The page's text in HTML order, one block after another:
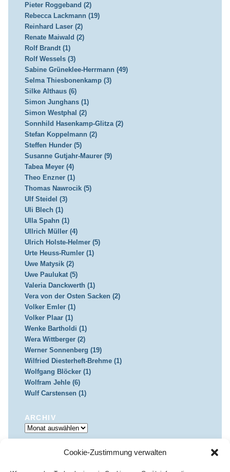
Cookie-Zustimmung verwalten
Pieter Roggeband (2)
Rebecca Lackmann (19)
Reinhard Laser (2)
Renate Maiwald (2)
Rolf Brandt (1)
Rolf Wessels (3)
Sabine Grüneklee-Herrmann (49)
Selma Thiesbonenkamp (3)
Silke Althaus (6)
Simon Junghans (1)
Simon Westphal (2)
Sonnhild Hasenkamp-Glitza (2)
Stefan Koppelmann (2)
Steffen Hunder (5)
Susanne Gutjahr-Maurer (9)
Tabea Meyer (4)
Theo Enzner (1)
Thomas Nawrocik (5)
Ulf Steidel (3)
Uli Blech (1)
Ulla Spahn (1)
Ullrich Müller (4)
Ulrich Holste-Helmer (5)
Urte Heuss-Rumler (1)
Uwe Matysik (2)
Uwe Paulukat (5)
Valeria Danckwerth (1)
Vera von der Osten Sacken (2)
Volker Emler (1)
Volker Plaar (1)
Wenke Bartholdi (1)
Wera Wittberger (2)
Werner Sonnenberg (19)
Wilfried Diesterheft-Brehme (1)
Wolfgang Blöcker (1)
Wolfram Jehle (6)
Wulf Carstensen (1)
ARCHIV
Archiv
IMPRESSUM & DATENSCHUTZ